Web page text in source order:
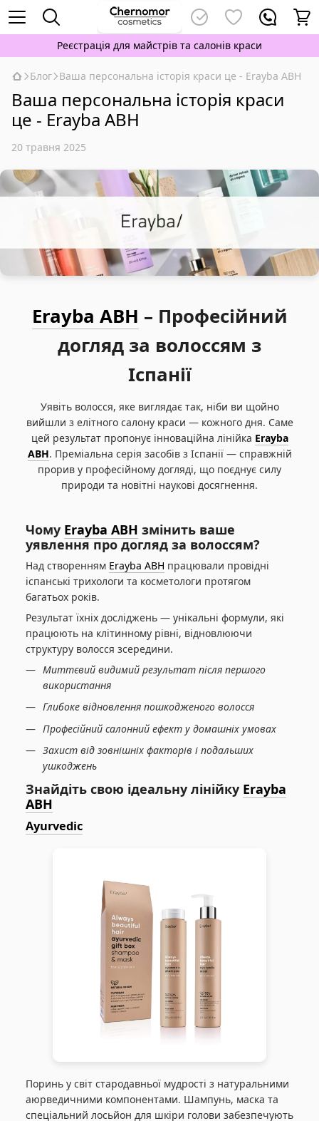
Реєстрація для майстрів та салонів краси
Блог Ваша персональна історія краси це - Erayba ABH
Ваша персональна історія краси
це - Erayba ABH
20 травня 2025
Erayba ABH – Професійний
догляд за волоссям з
Іспанії
Уявіть волосся, яке виглядає так, ніби ви щойно
вийшли з елітного салону краси — кожного дня. Саме
цей результат пропонує інноваційна лінійка Erayba
ABH. Преміальна серія засобів з Іспанії — справжній
прорив у професійному догляді, що поєднує силу
природи та новітні наукові досягнення.
Чому Erayba ABH змінить ваше
уявлення про догляд за волоссям?
Над створенням Erayba ABH працювали провідні
іспанські трихологи та косметологи протягом
багатьох років.
Результат їхніх досліджень — унікальні формули, які
працюють на клітинному рівні, відновлюючи
структуру волосся зсередини.
Миттєвий видимий результат після першого
використання
Глибоке відновлення пошкодженого волосся
Професійний салонний ефект у домашніх умовах
Захист від зовнішніх факторів і подальших
ушкоджень
Знайдіть свою ідеальну лінійку Erayba
ABH
Ayurvedic
Поринь у світ стародавньої мудрості з натуральними
аюрведичними компонентами. Шампунь, маска та
спеціальний лосьйон для шкіри голови забезпечують